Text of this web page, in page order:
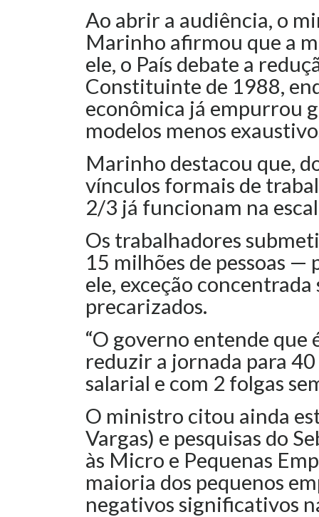
Ao abrir a audiência, o
Marinho afirmou que a
ele, o País debate a
Constituinte de 1988,
econômica já empurrou
modelos menos
Marinho destacou que,
vínculos formais de
2/3 já funcionam na
Os trabalhadores
15 milhões de pessoas —
ele, exceção
precarizados.
“O governo entende
reduzir a jornada para
salarial e com 2 folgas
O ministro citou ainda
Vargas) e pesquisas do
às Micro e Pequenas
maioria dos pequenos
negativos significativos